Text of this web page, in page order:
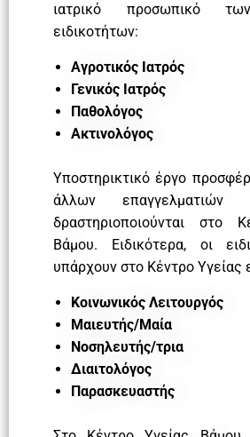
ιατρικό προσωπικό
ειδικοτήτων:
Αγροτικός Ιατρός
Γενικός Ιατρός
Παθολόγος
Ακτινολόγος
Υποστηρικτικό έργο
άλλων επαγγελματιών
δραστηριοποιούνται στο
Βάμου. Ειδικότερα, οι
υπάρχουν στο Κέντρο Υγείας
Κοινωνικός Λειτουργός
Μαιευτής/Μαία
Νοσηλευτής/τρια
Διαιτολόγος
Παρασκευαστής